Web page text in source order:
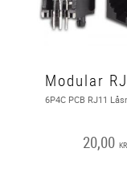
20,00 KR